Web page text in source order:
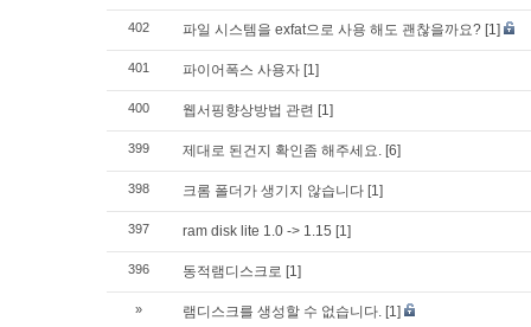
402 파일 시스템을 exfat으로 사용 해도 괜찮을까요? [1]
401 파이어폭스 사용자 [1]
400 웹서핑향상방법 관련 [1]
399 제대로 된건지 확인좀 해주세요. [6]
398 크롬 폴더가 생기지 않습니다 [1]
397 ram disk lite 1.0 -> 1.15 [1]
396 동적램디스크로 [1]
» 램디스크를 생성할 수 없습니다. [1]